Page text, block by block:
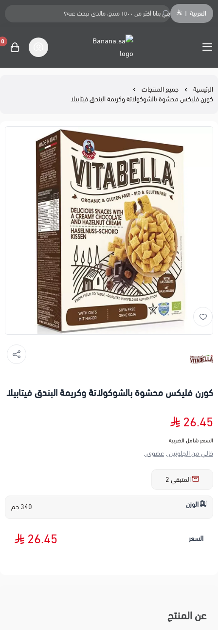
العربية
Banana.sa
0
الرئيسية
جميع المنتجات
كورن فليكس محشوة بالشوكولاتة وكريمة البندق فيتابيلا
كورن فليكس محشوة بالشوكولاتة وكريمة البندق فيتابيلا
26.45
السعر شامل الضريبة
خالي من الجلوتين , عضوي ,
المتبقي2
الوزن 340 جم
السعر 26.45
عن المنتج